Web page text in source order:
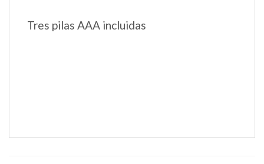
Tres pilas AAA incluidas